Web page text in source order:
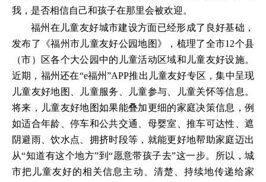
我，是否相信自己和孩子在那里会被欢迎。
福州在儿童友好城市建设方面已经形成了良好基础，
发布了《福州市儿童友好公园地图》，梳理了全市12个县
（市）区各个大公园中的儿童活动区域和儿童友好设施。
近期，福州还在“e福州”APP推出儿童友好专区，集中呈现
儿童友好地图、儿童服务、儿童参与、儿童关怀等信息。
将来，儿童友好地图如果能叠加更细的家庭决策信息，例
如适合年龄、停车和公共交通、母婴室、推车可达性、遮
阴避雨、饮水点、拥挤时段等，就能更好地帮助家庭迈出
从“知道有这个地方”到“愿意带孩子去”这一步。所以，城
市把儿童友好的相关信息主动、清楚、持续地传递给家